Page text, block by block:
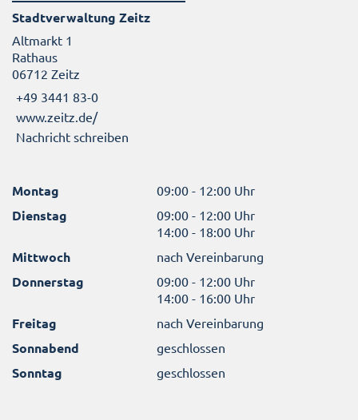
Stadtverwaltung Zeitz
Altmarkt 1
Rathaus
06712 Zeitz
+49 3441 83-0
www.zeitz.de/
Nachricht schreiben
Montag 09:00 - 12:00 Uhr
Dienstag
09:00 - 12:00 Uhr
14:00 - 18:00 Uhr
Mittwoch nach Vereinbarung
Donnerstag
09:00 - 12:00 Uhr
14:00 - 16:00 Uhr
Freitag nach Vereinbarung
Sonnabend geschlossen
Sonntag geschlossen